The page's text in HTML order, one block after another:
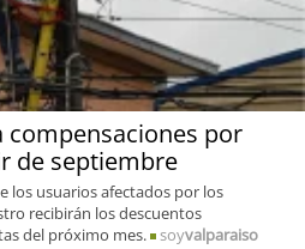
por
de septiembre
los usuarios afectados por los
recibirán los descuentos
del próximo mes.
soyvalparaiso